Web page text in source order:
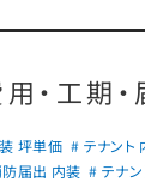
・工期
坪単価 # テナント
防届出 内装 # テナ